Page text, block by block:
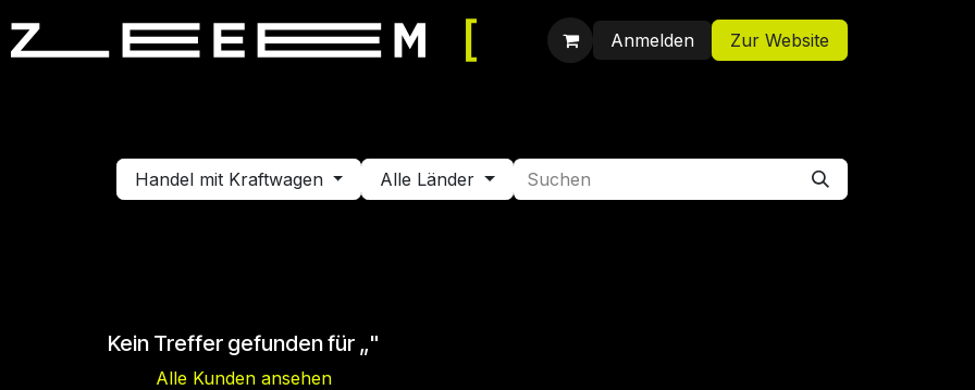
Anmelden Zur Website
Handel mit Kraftwagen Alle Länder
Kein Treffer gefunden für „"
Alle Kunden ansehen